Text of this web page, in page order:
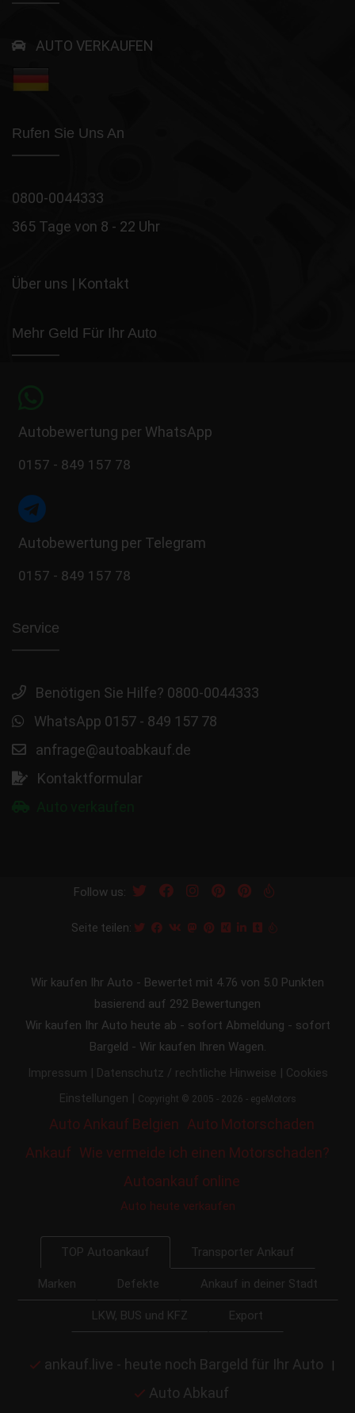
AUTO VERKAUFEN
Rufen Sie Uns An
0800-0044333
365 Tage von 8 - 22 Uhr
Über uns | Kontakt
Mehr Geld Für Ihr Auto
Autobewertung per WhatsApp
0157 - 849 157 78
Autobewertung per Telegram
0157 - 849 157 78
Service
Benötigen Sie Hilfe? 0800-0044333
WhatsApp 0157 - 849 157 78
anfrage@autoabkauf.de
Kontaktformular
Follow us:
Seite teilen:
Wir kaufen Ihr Auto - Bewertet mit 4.76 von 5.0 Punkten
basierend auf 292 Bewertungen
Wir kaufen Ihr Auto heute ab - sofort Abmeldung - sofort
Bargeld - Wir kaufen Ihren Wagen.
Impressum | Datenschutz / rechtliche Hinweise | Cookies
Einstellungen | Copyright © 2005 - 2026 - egeMotors
Auto Ankauf Belgien
Auto Motorschaden
Ankauf Wie vermeide ich einen Motorschaden?
Autoankauf online
Auto heute verkaufen
TOP Autoankauf Transporter Ankauf
Marken Defekte Ankauf in deiner Stadt
LKW, BUS und KFZ Export
ankauf.live - heute noch Bargeld für Ihr Auto |
Auto Abkauf